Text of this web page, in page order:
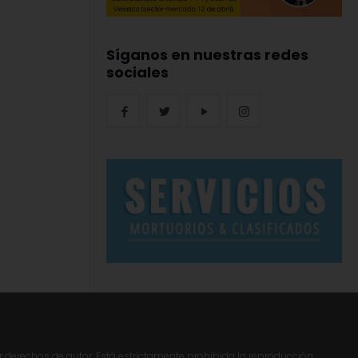
Síganos en nuestras redes
sociales